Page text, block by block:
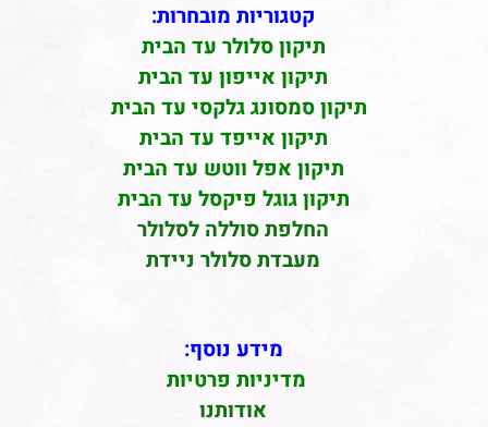
קטגוריות מובחרות:
תיקון סלולר עד הבית
תיקון אייפון עד הבית
תיקון סמסונג גלקסי עד הבית
תיקון אייפד עד הבית
תיקון אפל ווטש עד הבית
תיקון גוגל פיקסל עד הבית
החלפת סוללה לסלולר
מעבדת סלולר ניידת
מידע נוסף:
מדיניות פרטיות
אודותנו